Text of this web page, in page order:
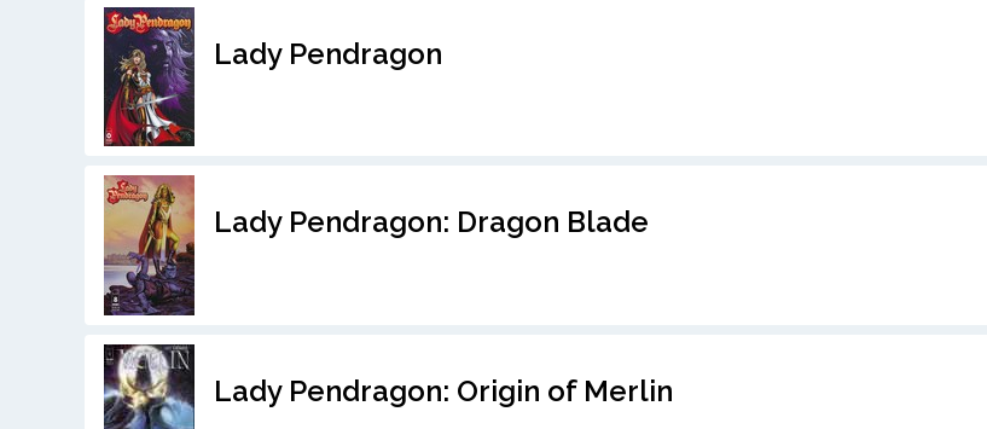
Lady Pendragon
Lady Pendragon: Dragon Blade
Lady Pendragon: Origin of Merlin